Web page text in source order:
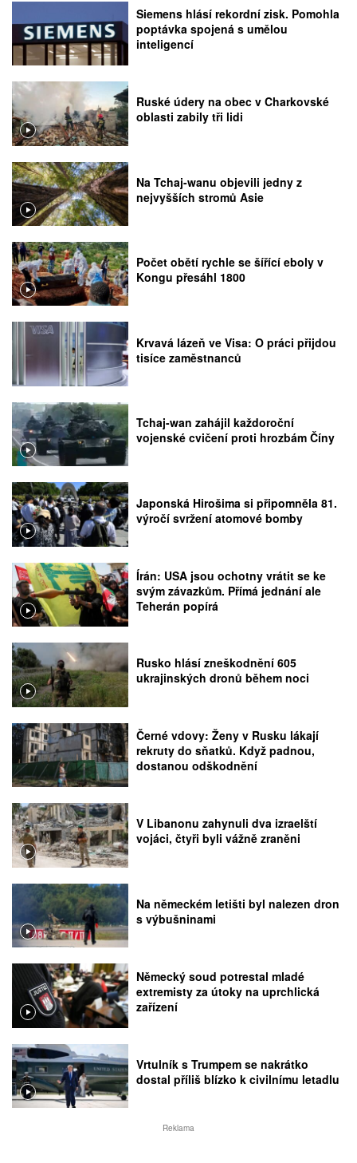
Siemens hlásí rekordní zisk. Pomohla
poptávka spojená s umělou
inteligencí
Ruské údery na obec v Charkovské
oblasti zabily tři lidi
Na Tchaj-wanu objevili jedny z
nejvyšších stromů Asie
Počet obětí rychle se šířící eboly v
Kongu přesáhl 1800
Krvavá lázeň ve Visa: O práci přijdou
tisíce zaměstnanců
Tchaj-wan zahájil každoroční
vojenské cvičení proti hrozbám Číny
Japonská Hirošima si připomněla 81.
výročí svržení atomové bomby
Írán: USA jsou ochotny vrátit se ke
svým závazkům. Přímá jednání ale
Teherán popírá
Rusko hlásí zneškodnění 605
ukrajinských dronů během noci
Černé vdovy: Ženy v Rusku lákají
rekruty do sňatků. Když padnou,
dostanou odškodnění
V Libanonu zahynuli dva izraelští
vojáci, čtyři byli vážně zraněni
Na německém letišti byl nalezen dron
s výbušninami
Německý soud potrestal mladé
extremisty za útoky na uprchlická
zařízení
Vrtulník s Trumpem se nakrátko
dostal příliš blízko k civilnímu letadlu
Reklama